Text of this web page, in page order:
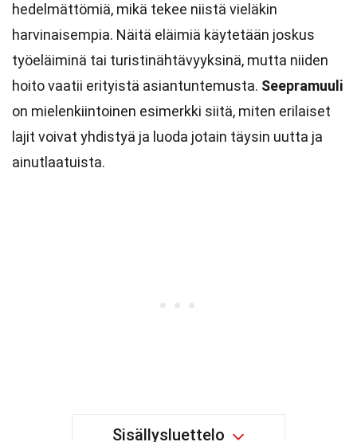
hedelmättömiä, mikä tekee niistä vieläkin
harvinaisempia. Näitä eläimiä käytetään joskus
työeläiminä tai turistinähtävyyksinä, mutta niiden
hoito vaatii erityistä asiantuntemusta. Seepramuuli
on mielenkiintoinen esimerkki siitä, miten erilaiset
lajit voivat yhdistyä ja luoda jotain täysin uutta ja
ainutlaatuista.
Sisällysluettelo